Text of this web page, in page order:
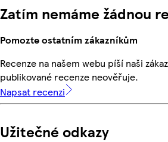
Zatím nemáme žádnou
Pomozte ostatním zákazníkům
Recenze na našem webu píší naši
publikované recenze neověřuje.
Napsat recenzi
Užitečné odkazy